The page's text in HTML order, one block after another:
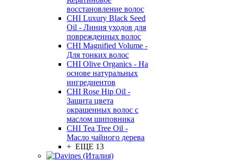
восстановление волос
CHI Luxury Black Seed
Oil - Линия уходов для
поврежденных волос
CHI Magnified Volume -
Для тонких волос
CHI Olive Organics - На
основе натуральных
ингредиентов
CHI Rose Hip Oil -
Защита цвета
окрашенных волос с
маслом шиповника
CHI Tea Tree Oil -
Масло чайного дерева
+ ЕЩЕ 13